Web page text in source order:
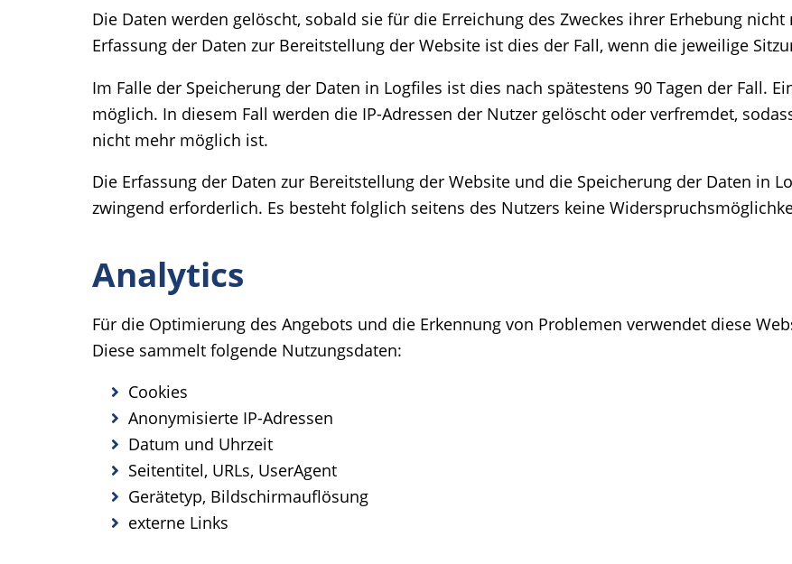
Die Daten werden gelöscht, sobald sie für die Erreichung des Zweckes ihrer Erhebung
Erfassung der Daten zur Bereitstellung der Website ist dies der Fall, wenn die jeweilige
Im Falle der Speicherung der Daten in Logfiles ist dies nach spätestens 90 Tagen der Fall.
möglich. In diesem Fall werden die IP-Adressen der Nutzer gelöscht oder verfremdet,
nicht mehr möglich ist.
Die Erfassung der Daten zur Bereitstellung der Website und die Speicherung der Daten in
zwingend erforderlich. Es besteht folglich seitens des Nutzers keine
Analytics
Für die Optimierung des Angebots und die Erkennung von Problemen verwendet diese
Diese sammelt folgende Nutzungsdaten:
Cookies
Anonymisierte IP-Adressen
Datum und Uhrzeit
Seitentitel, URLs, UserAgent
Gerätetyp, Bildschirmauflösung
externe Links